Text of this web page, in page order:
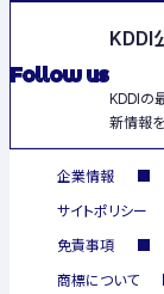
Follow us
KDDI
KDDIの
新情報
企業情報
サイトポリシー
免責事項
商標について